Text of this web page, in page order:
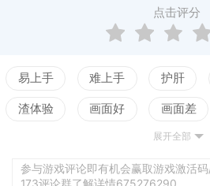
队或美军，从19个专业化的兵种
并加入由数支小队组成、人数多
以及直升机单位；与其他玩家及
确定战斗目标，以一往无前的气
和真实感，玩家将以写实的武器
每一场战斗。在指挥系统的指
点击评分
易上手 难上手 护肝
渣体验 画面好 画面差
测试
展开全部
参与游戏评论即有机会赢取游戏激活